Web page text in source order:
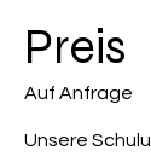
Preis
Auf Anfrage
Unsere